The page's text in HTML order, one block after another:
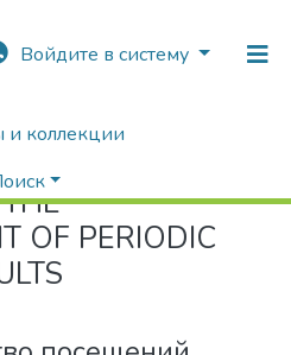
Войдите в систему
и коллекции
OF PERIODIC